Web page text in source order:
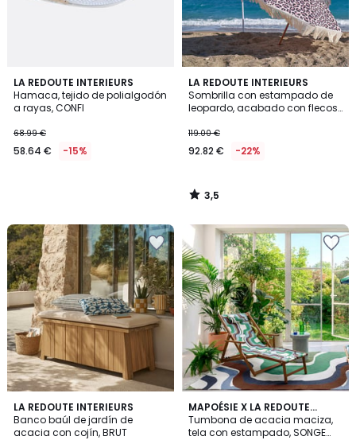
LA REDOUTE INTERIEURS
Hamaca, tejido de polialgodón
a rayas, CONFI
68.99 €
58.64 € -15%
LA REDOUTE INTERIEURS
Sombrilla con estampado de
leopardo, acabado con flecos,
119.00 €
92.82 € -22%
3,5
/ 5
3,5
/
LA REDOUTE INTERIEURS
Banco baúl de jardín de
acacia con cojín, BRUT
2,3
/ 5
MAPOÉSIE X LA REDOUTE
INTÉRIEURS
Tumbona de acacia maciza,
tela con estampado, SONGE